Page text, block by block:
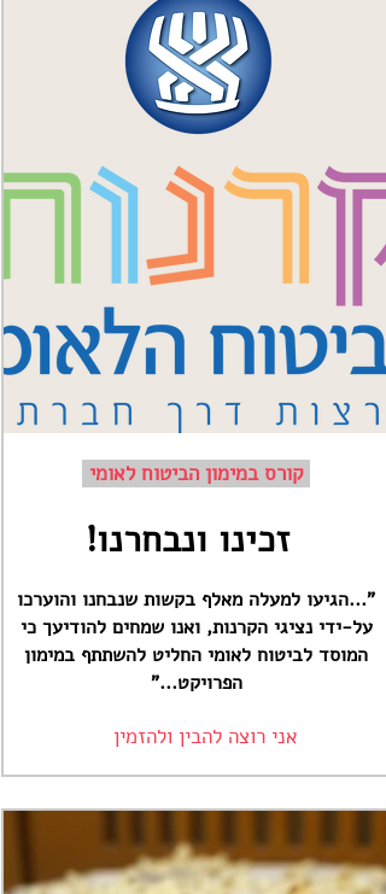
קורס במימון הביטוח לאומי
זכינו ונבחרנו!
"...הגיעו למעלה מאלף בקשות שנבחנו והוערכו
על-ידי נציגי הקרנות, ואנו שמחים להודיעך כי
המוסד לביטוח לאומי החליט להשתתף במימון
הפרויקט..."
אני רוצה להבין ולהזמין